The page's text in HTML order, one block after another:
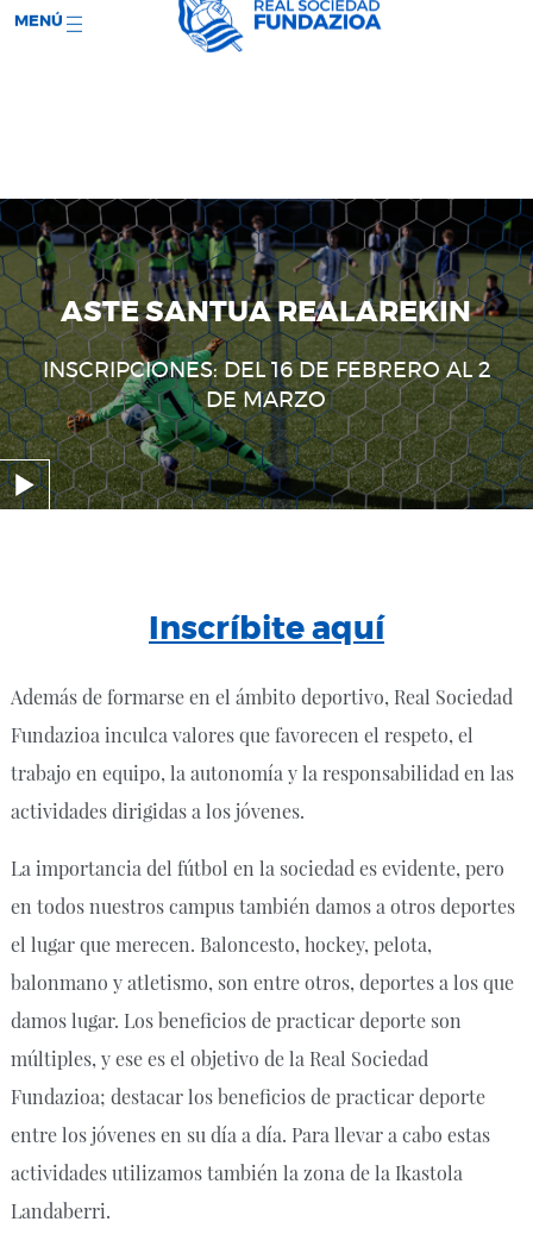
RS WEB ENTRADAS EVENTOS
ASTE SANTUA REALAREKIN
INSCRIPCIONES: DEL 16 DE FEBRERO AL 2
DE MARZO
Inscríbite aquí
Además de formarse en el ámbito deportivo, Real Sociedad
Fundazioa inculca valores que favorecen el respeto, el
trabajo en equipo, la autonomía y la responsabilidad en las
actividades dirigidas a los jóvenes.
La importancia del fútbol en la sociedad es evidente, pero
en todos nuestros campus también damos a otros deportes
el lugar que merecen. Baloncesto, hockey, pelota,
balonmano y atletismo, son entre otros, deportes a los que
damos lugar. Los beneficios de practicar deporte son
múltiples, y ese es el objetivo de la Real Sociedad
Fundazioa; destacar los beneficios de practicar deporte
entre los jóvenes en su día a día. Para llevar a cabo estas
actividades utilizamos también la zona de la Ikastola
Landaberri.